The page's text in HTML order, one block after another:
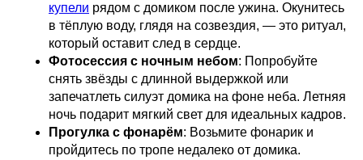
купели рядом с домиком после ужина. Окунитесь
в тёплую воду, глядя на созвездия, — это ритуал,
который оставит след в сердце.
Фотосессия с ночным небом: Попробуйте
снять звёзды с длинной выдержкой или
запечатлеть силуэт домика на фоне неба. Летняя
ночь подарит мягкий свет для идеальных кадров.
Прогулка с фонарём: Возьмите фонарик и
пройдитесь по тропе недалеко от домика.